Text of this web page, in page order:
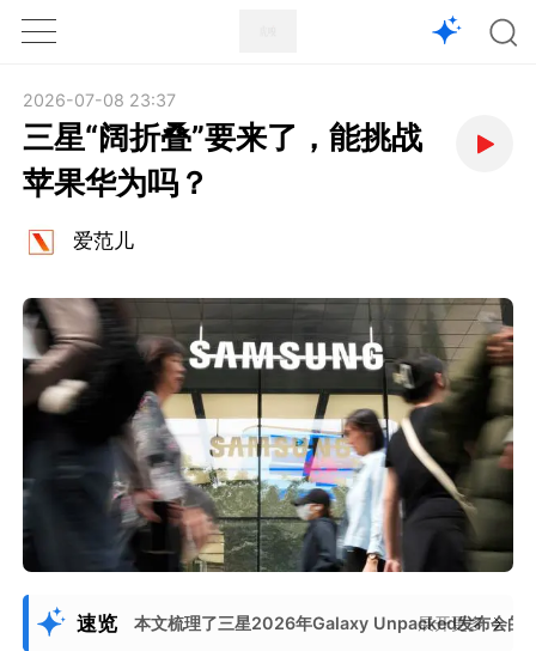
1X
2026-07-08 23:37
三星“阔折叠”要来了，能挑战
苹果华为吗？
爱范儿
速览 本文梳理了三星2026年Galaxy Unpacked发布会的
展开更多